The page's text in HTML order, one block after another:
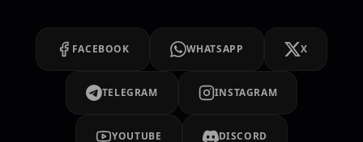
FACEBOOK WHATSAPP X
TELEGRAM INSTAGRAM
YOUTUBE DISCORD